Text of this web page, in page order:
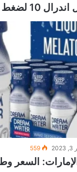
الدم والقلب
559
السعر